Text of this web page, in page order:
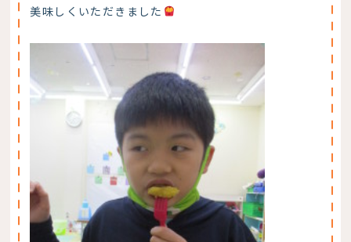
美味しくいただきました